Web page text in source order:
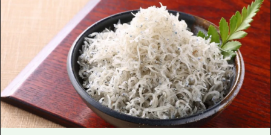
Cyclisme
Achats
Sports
Vie nocturne
Héritage du monde
Autour de la ville d'Hiroshima
Aki
Bingo
Bihoku
Geihoku
Autour de Miyajima
Aki
Bingo
Bihoku
Geihoku
Autour de Miyajima
Informations Saisonnières
Informations Utiles
Aperçu
AccédantAccédant
Résumé du trafic secondaire
HOME
Nouveautés